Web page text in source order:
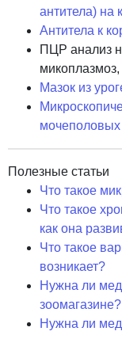
антитела) на
Антитела к
ПЦР анализ
Мазок из
Полезные статьи
Что такое
Что такое
как она
Что такое
возникает?
Нужна ли
зоомагазине?
Нужна ли